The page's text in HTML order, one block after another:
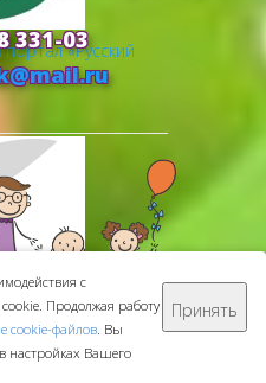
«Русский
331-03
© 2016-2026
"Проводник"
с
Продолжая работу
cookie-файлов. Вы
настройках Вашего
Принять